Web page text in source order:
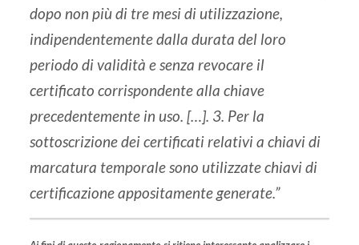
dopo non più di tre mesi di utilizzazione,
indipendentemente dalla durata del loro
periodo di validità e senza revocare il
certificato corrispondente alla chiave
precedentemente in uso. […]. 3. Per la
sottoscrizione dei certificati relativi a chiavi di
marcatura temporale sono utilizzate chiavi di
certificazione appositamente generate.”